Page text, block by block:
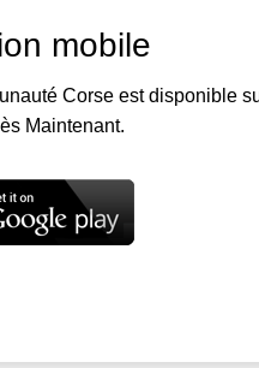
mobile
Corse est disponible
Maintenant.